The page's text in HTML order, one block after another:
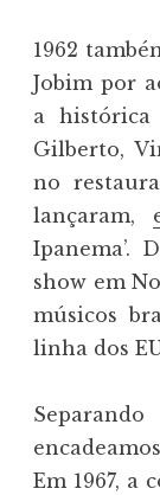
1962
Jobim por
a histórica
Gilberto,
no
lançaram,
Ipanema’.
show em
músicos
linha dos
Em 1967, a